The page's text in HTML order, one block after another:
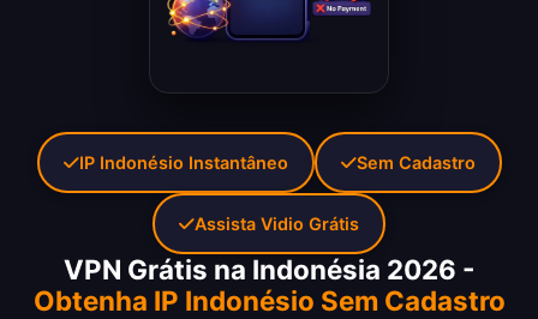
VPN Grátis na Indonésia 2026 -
Obtenha IP Indonésio Sem Cadastro
IP Indonésio Instantâneo Sem Cadastro
Assista Vidio Grátis